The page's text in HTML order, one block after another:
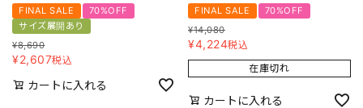
FINAL SALE
70%OFF
サイズ展開あり
¥8,690
¥2,607税込
カートに入れる
FINAL SALE
70%OFF
¥14,080
¥4,224税込
在庫切れ
カートに入れる